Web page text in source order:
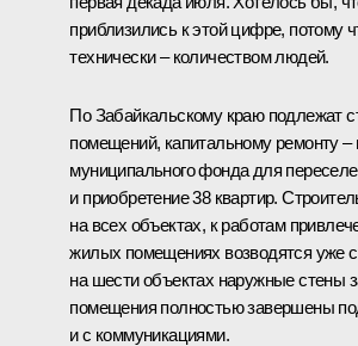
приблизились к этой цифре, потому
технически – количеством людей.
По Забайкальскому краю подлежат
помещений, капитальному ремонту
муниципального фонда для
и приобретение 38 квартир.
на всех объектах, к работам
жилых помещениях возводятся уже
на шести объектах наружные стены
помещения полностью завершены
и с коммуникациями.